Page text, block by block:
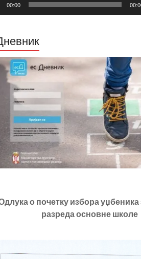
00:00
о почетку избора уџбеника
разреда основне школе